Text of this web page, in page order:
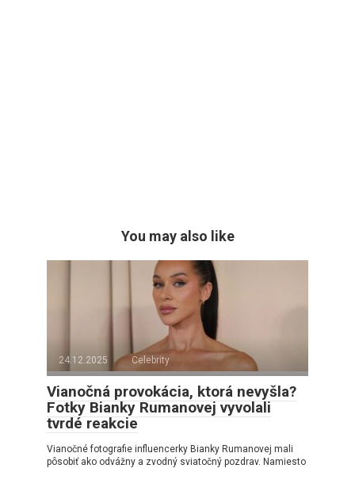
You may also like
24.12.2025 Celebrity
Vianočná provokácia, ktorá nevyšla?
Fotky Bianky Rumanovej vyvolali
tvrdé reakcie
Vianočné fotografie influencerky Bianky Rumanovej mali
pôsobiť ako odvážny a zvodný sviatočný pozdrav. Namiesto